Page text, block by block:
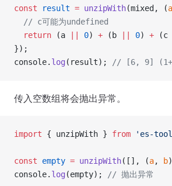
const result = unzipWith(mixed, (a
  // c可能为undefined
  return
(a 0) + (b 0) + (c
});
console. log (result); // [6, 9]
传入空数组将会抛出异常。
import { unzipWith } from 'es-
const empty = unzipWith([], (a, b)
console. log (empty); // 抛出异常